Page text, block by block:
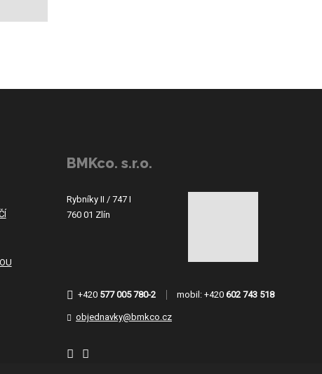
BMKco. s.r.o.
Rybníky II / 747 I
760 01 Zlín
+420 577 005 780-2 mobil: +420 602 743 518
objednavky@bmkco.cz